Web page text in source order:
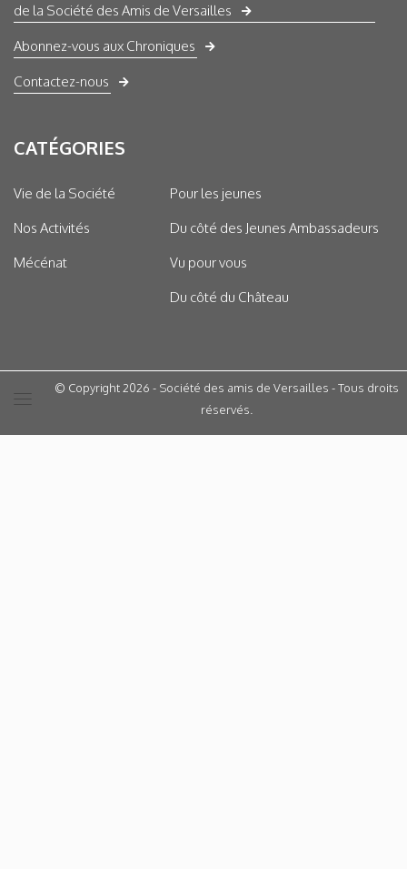
de la Société des Amis de Versailles
Abonnez-vous aux Chroniques
Contactez-nous
CATÉGORIES
Vie de la Société
Nos Activités
Mécénat
Pour les jeunes
Du côté des Jeunes Ambassadeurs
Vu pour vous
Du côté du Château
© Copyright 2026 - Société des amis de Versailles - Tous droits
réservés.